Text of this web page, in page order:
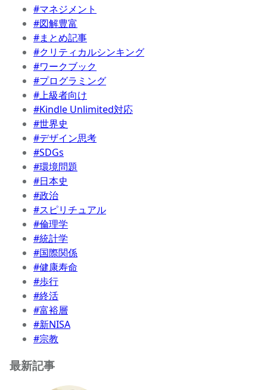
#マネジメント
#図解豊富
#まとめ記事
#クリティカルシンキング
#ワークブック
#プログラミング
#上級者向け
#Kindle Unlimited対応
#世界史
#デザイン思考
#SDGs
#環境問題
#日本史
#政治
#スピリチュアル
#倫理学
#統計学
#国際関係
#健康寿命
#歩行
#終活
#富裕層
#新NISA
#宗教
最新記事